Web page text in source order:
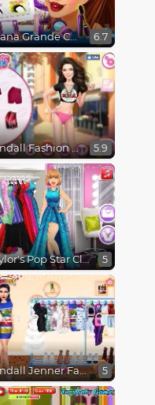
Ariana Grande Colors Of The Year 6.7
Kendall Fashion Color Test 5.9
Taylor's Pop Star Closet 5
Kendall Jenner Fashion Style 5